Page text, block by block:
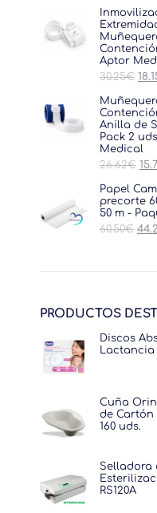
Aptor
30.25€ El
era:
Anilla de
Pack 2
Medical
26.62€ El
Papel
precorte
50 m -
60.50€ El
PRODUCTOS
Discos
Lactancia
Cuña
de Cartón
160 uds.
Selladora
RS120A